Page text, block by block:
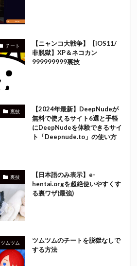
チート
【ニャンコ大戦争】【iOS11/
非脱獄】XP＆ネコカン
999999999裏技
裏技
【2024年最新】DeepNudeが
無料で使えるサイト6選と手軽
にDeepNudeを体験できるサイ
ト「Deepnude.to」の使い方
裏技
【日本語のみ表示】e-
hentai.orgを超絶使いやすくす
る裏ワザ(最強)
ツムツム
ツムツムのチートを脱獄なしで
する方法